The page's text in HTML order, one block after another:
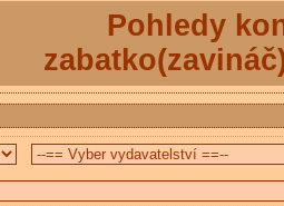
Pohledy